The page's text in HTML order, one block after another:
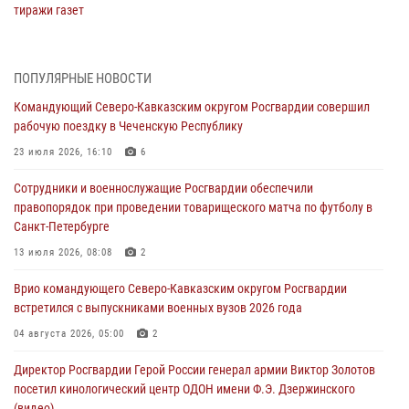
тиражи газет
Росгвардейцы провели занятие по стрелковой подготовке для
краеведения Луганской Народной Республики
09 августа 2026, 05:00
проходит в Сибири
09 августа 2026, 04:00 5
Росгвардейцы провели патриотическое занятие для детей на
08 августа 2026, 14:10 3
В ЛНР росгвардейцы провели тренировку по единоборствам для
08 августа 2026, 13:00
ПОПУЛЯРНЫЕ НОВОСТИ
Командующий Северо-Кавказским округом Росгвардии совершил
рабочую поездку в Чеченскую Республику
23 июля 2026, 16:10 6
Сотрудники и военнослужащие Росгвардии обеспечили
правопорядок при проведении товарищеского матча по футболу в
Санкт-Петербурге
13 июля 2026, 08:08 2
Врио командующего Северо-Кавказским округом Росгвардии
встретился с выпускниками военных вузов 2026 года
04 августа 2026, 05:00 2
Директор Росгвардии Герой России генерал армии Виктор Золотов
посетил кинологический центр ОДОН имени Ф.Э. Дзержинского